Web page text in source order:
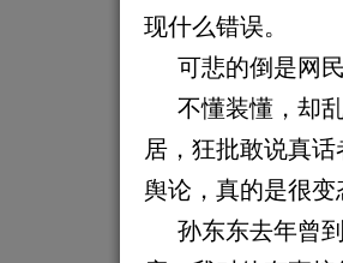
现什么错误。
可悲的倒是网
不懂装懂，却
居，狂批敢说真
舆论，真的是很
孙东东去年曾